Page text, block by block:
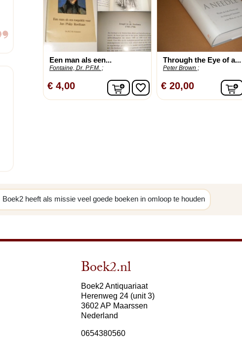
Een man als een...
Fontaine, Dr. P.F.M. ;
€ 4,00 In winkelwagen
favorite_border
Through the Eye of a...
Peter Brown ;
€ 20,00
Boek2 heeft als missie veel goede boeken in omloop te houden
Boek2.nl
Boek2 Antiquariaat
Herenweg 24 (unit 3)
3602 AP Maarssen
Nederland
0654380560